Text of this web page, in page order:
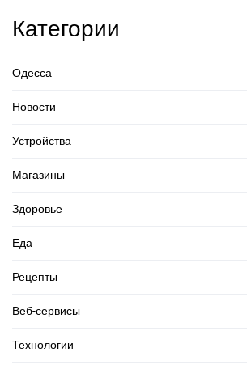
Категории
Одесса
Новости
Устройства
Магазины
Здоровье
Еда
Рецепты
Веб-сервисы
Технологии